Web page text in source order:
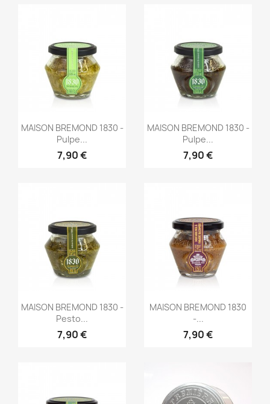
Aperçu rapide
MAISON BREMOND 1830 -
Pulpe...
7,90 €
Aperçu rapide
MAISON BREMOND 1830 -
Pulpe...
7,90 €
Aperçu rapide
MAISON BREMOND 1830 -
Pesto...
7,90 €
Aperçu rapide
MAISON BREMOND 1830
-...
7,90 €